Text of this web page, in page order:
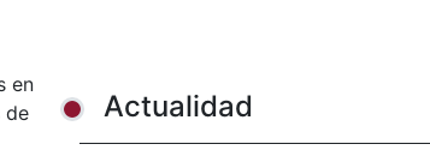
en
de
Actualidad